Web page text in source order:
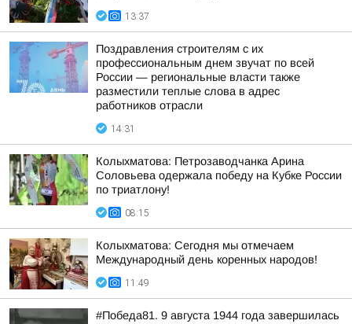
13:37
Поздравления строителям с их
профессиональным днем звучат по всей
России — региональные власти также
разместили теплые слова в адрес
работников отрасли
14:31
Колыхматова: Петрозаводчанка Арина
Соловьева одержала победу на Кубке России
по триатлону!
08:15
Колыхматова: Сегодня мы отмечаем
Международный день коренных народов!
11:49
#Победа81. 9 августа 1944 года завершилась